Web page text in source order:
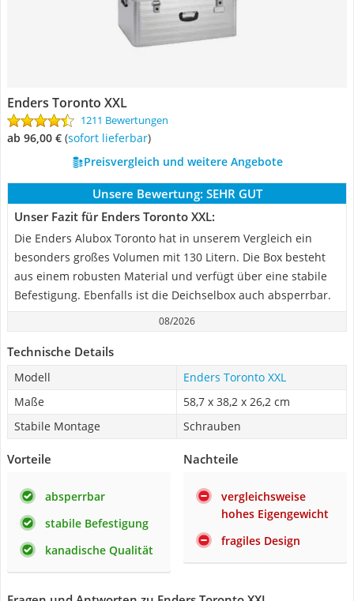
Enders Toronto XXL
1211 Bewertungen
ab 96,00 € ( Sofort lieferbar)
Preisvergleich und weitere Angebote
Unsere Bewertung: SEHR GUT
Unser Fazit für Enders Toronto XXL:
Die Enders Alubox Toronto hat in unserem Vergleich ein
besonders großes Volumen mit 130 Litern. Die Box besteht
aus einem robusten Material und verfügt über eine stabile
Befestigung. Ebenfalls ist die Deichselbox auch absperrbar.
08/2026
Technische Details
Modell
Enders Toronto XXL
Maße
58,7 x 38,2 x 26,2 cm
Stabile Montage
Schrauben
Vorteile
absperrbar
stabile Befestigung
kanadische Qualität
Nachteile
vergleichsweise
hohes Eigengewicht
fragiles Design